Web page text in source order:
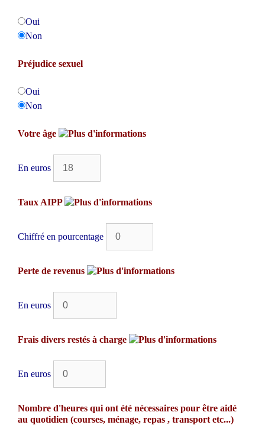
Oui
Non
Préjudice sexuel
Oui
Non
Votre âge
En euros
Taux AIPP
Chiffré en pourcentage
Perte de revenus
En euros
Frais divers restés à charge
En euros
Nombre d'heures qui ont été nécessaires pour être aidé
au quotidien (courses, ménage, repas , transport etc...)